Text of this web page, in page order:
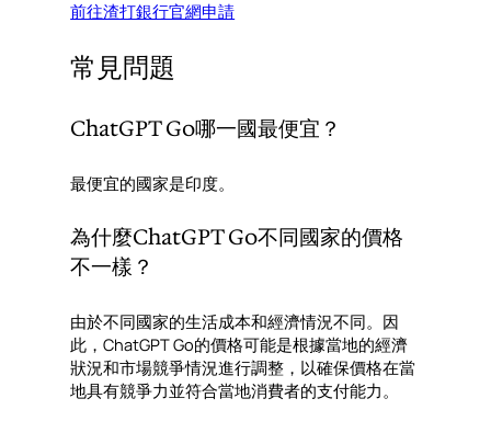
前往渣打銀行官網申請
常見問題
ChatGPT Go哪一國最便宜？
最便宜的國家是印度。
為什麼ChatGPT Go不同國家的價格
不一樣？
由於不同國家的生活成本和經濟情況不同。因
此，ChatGPT Go的價格可能是根據當地的經濟
狀況和市場競爭情況進行調整，以確保價格在當
地具有競爭力並符合當地消費者的支付能力。